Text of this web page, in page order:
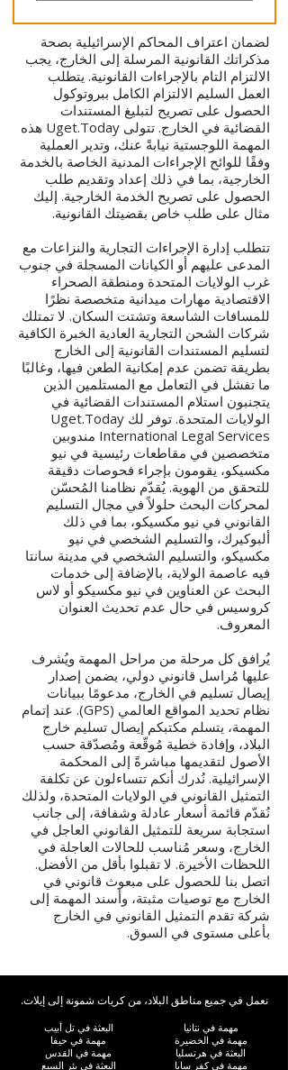
لضمان اعتراف المحاكم الإسرائيلية بصحة
مذكراتك القانونية المرسلة إلى الخارج، يجب
الالتزام التام بالإجراءات القانونية. يتطلب
العمل السليم الالتزام الكامل ببروتوكول
الحصول على تصريح لتبليغ المستندات
القضائية في الخارج. تتولى Uget.Today هذه
المهمة اللوجستية نيابةً عنك، وتدير العملية
وفقًا للوائح الإجراءات المدنية الخاصة بالخدمة
الخارجية، بما في ذلك إعداد وتقديم طلب
الحصول على تصريح الخدمة الخارجية. إليك
مثال على طلب خاص بقضيتك القانونية.
تتطلب إدارة الإجراءات التجارية والنزاعات مع
المدعى عليهم أو الكيانات المسجلة في جنوب
غرب الولايات المتحدة ومنطقة الصحراء
الاقتصادية مهارات ميدانية متخصصة نظرًا
للمسافات الشاسعة وتشتت السكان. لا تمتلك
شركات الشحن التجارية العادية الخبرة الكافية
لتسليم المستندات القانونية إلى الخارج
بطريقة تضمن عدم إمكانية الطعن فيها، وغالبًا
ما تفشل في التعامل مع المستلمين الذين
يتجنبون استلام المستندات القضائية في
الولايات المتحدة. توفر لك Uget.Today
International Legal Services مندوبين
متخصصين في مقاطعات رئيسية في نيو
مكسيكو، يقومون بإجراء فحوصات دقيقة
للتحقق من الهوية. يُقدّم نظامنا المُحسّن
لمحركات البحث حلولاً في مجال التسليم
القانوني في نيو مكسيكو، بما في ذلك
ألبوكيرك، والتسليم الشخصي في نيو
مكسيكو، والتسليم الشخصي في مدينة سانتا
فيه عاصمة الولاية، بالإضافة إلى خدمات
البحث عن العناوين في نيو مكسيكو أو لاس
كروسيس في حال عدم تحديث العنوان
المعروف.
يُرافق كل مرحلة من مراحل المهمة ويُشرف
عليها مُراسل قانوني دولي، يضمن إصدار
إيصال تسليم في الخارج، مدعومًا ببيانات
نظام تحديد المواقع العالمي (GPS). عند إتمام
المهمة، يتسلم مكتبكم إيصال تسليم خارج
البلاد، وإفادة خطية مُوقّعة ومُصدّقة حسب
الأصول لتقديمها مباشرةً إلى المحكمة
الإسرائيلية. نُدرك أنكم تتساءلون عن تكلفة
التمثيل القانوني في الولايات المتحدة، ولذلك
نُقدّم قائمة أسعار عادلة وشفافة، إلى جانب
استجابة سريعة للتمثيل القانوني العاجل في
الخارج، وسعر مُناسب للحالات العاجلة في
اللحظات الأخيرة. لا تقبلوا بأقل من الأفضل.
اتصل بنا للحصول على مبعوث قانوني في
الخارج مع توصيات مثبتة، وأسند المهمة إلى
شركة تقدم التمثيل القانوني في الخارج
بأعلى مستوى في السوق.
نعمل في جميع مناطق البلاد، من كريات شمونة إلى إيلات.
مهمة في نتانيا
مهمة في الخضيرة
البعثة في هرتسليا
مهمة في كفر سابا
البعثة في تل أبيب
مهمة في حيفا
مهمة في القدس
البعثة في بئر السبع